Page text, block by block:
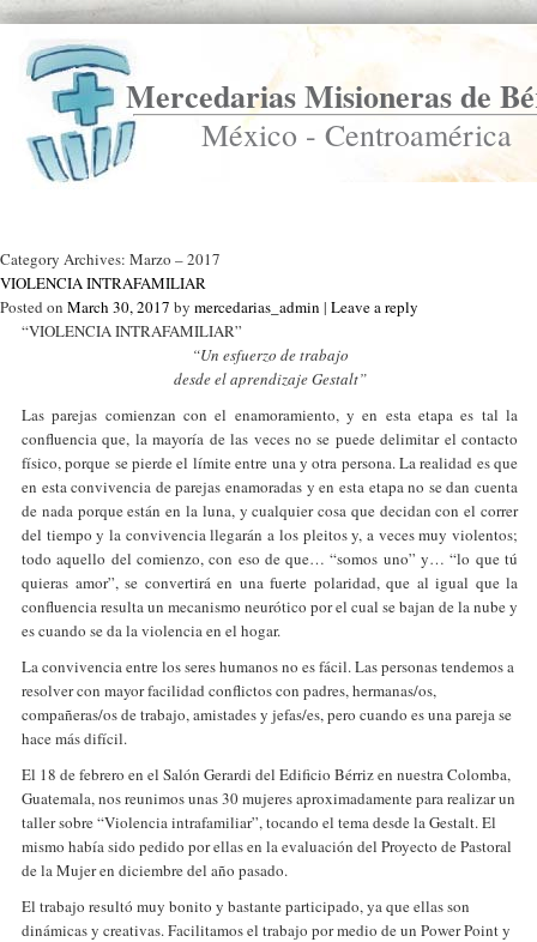
Mercedarias Misioneras de
México - Centroamérica
Category Archives: Marzo – 2017
VIOLENCIA INTRAFAMILIAR
Posted on March 30, 2017 by mercedarias_admin | Leave a reply
“VIOLENCIA INTRAFAMILIAR”
“Un esfuerzo de trabajo
desde el aprendizaje Gestalt”
Las parejas comienzan con el enamoramiento, y en esta etapa es tal la
confluencia que, la mayoría de las veces no se puede delimitar el contacto
físico, porque se pierde el límite entre una y otra persona. La realidad es que
en esta convivencia de parejas enamoradas y en esta etapa no se dan cuenta
de nada porque están en la luna, y cualquier cosa que decidan con el correr
del tiempo y la convivencia llegarán a los pleitos y, a veces muy violentos;
todo aquello del comienzo, con eso de que… “somos uno” y… “lo que tú
quieras amor”, se convertirá en una fuerte polaridad, que al igual que la
confluencia resulta un mecanismo neurótico por el cual se bajan de la nube y
es cuando se da la violencia en el hogar.
La convivencia entre los seres humanos no es fácil. Las personas tendemos a
resolver con mayor facilidad conflictos con padres, hermanas/os,
compañeras/os de trabajo, amistades y jefas/es, pero cuando es una pareja se
hace más difícil.
El 18 de febrero en el Salón Gerardi del Edificio Bérriz en nuestra Colomba,
Guatemala, nos reunimos unas 30 mujeres aproximadamente para realizar un
taller sobre “Violencia intrafamiliar”, tocando el tema desde la Gestalt. El
mismo había sido pedido por ellas en la evaluación del Proyecto de Pastoral
de la Mujer en diciembre del año pasado.
El trabajo resultó muy bonito y bastante participado, ya que ellas son
dinámicas y creativas. Facilitamos el trabajo por medio de un Power Point y